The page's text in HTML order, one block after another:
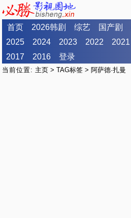
首页 2026韩剧 综艺 国产剧
2025
2024 2023 2022 2021
2017
2016 登录
当前位置: 主页 >TAG标签 > 阿萨德·扎曼